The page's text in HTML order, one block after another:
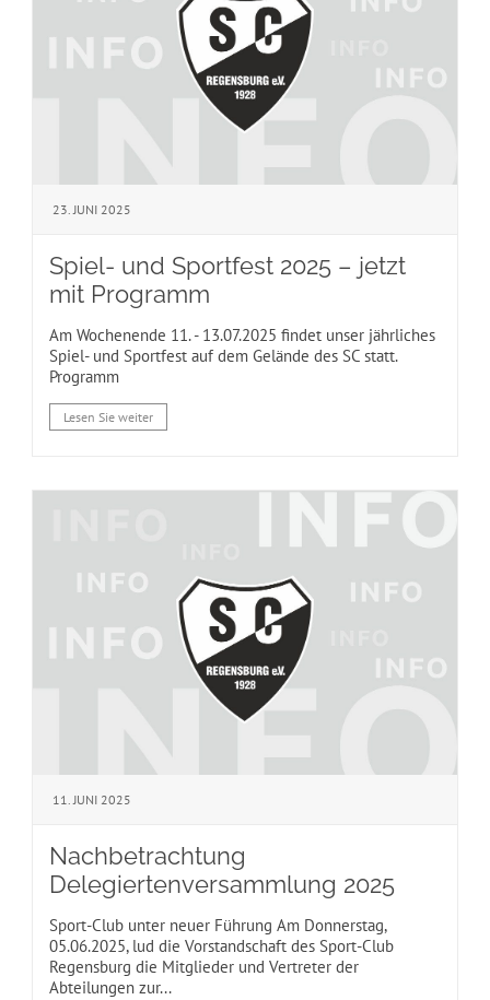
23. JUNI 2025
Spiel- und Sportfest 2025 – jetzt
mit Programm
Am Wochenende 11. - 13.07.2025 findet unser jährliches
Spiel- und Sportfest auf dem Gelände des SC statt.
Programm
Lesen Sie weiter
11. JUNI 2025
Nachbetrachtung
Delegiertenversammlung 2025
Sport-Club unter neuer Führung Am Donnerstag,
05.06.2025, lud die Vorstandschaft des Sport-Club
Regensburg die Mitglieder und Vertreter der
Abteilungen zur...